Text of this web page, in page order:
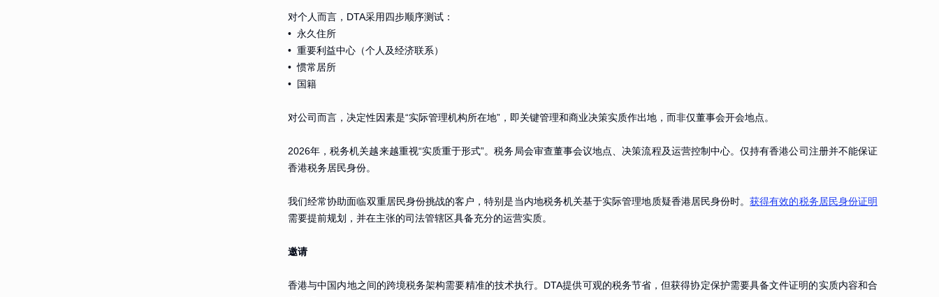
对个人而言，DTA采用四步顺序测试：
• 永久住所
• 重要利益中心（个人及经济联系）
• 惯常居所
• 国籍
对公司而言，决定性因素是“实际管理机构所在地”，即关键管理和商业决策实质作出地，而非仅董事会开会地点。
2026年，税务机关越来越重视“实质重于形式”。税务局会审查董事会议地点、决策流程及运营控制中心。仅持有香港公司注册并不能保证
香港税务居民身份。
我们经常协助面临双重居民身份挑战的客户，特别是当内地税务机关基于实际管理地质疑香港居民身份时。获得有效的税务居民身份证明
需要提前规划，并在主张的司法管辖区具备充分的运营实质。
邀请
香港与中国内地之间的跨境税务架构需要精准的技术执行。DTA提供可观的税务节省，但获得协定保护需要具备文件证明的实质内容和合